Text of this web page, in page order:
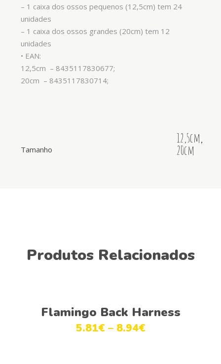
– 1 caixa dos ossos pequenos (12,5cm) tem 24
unidades
– 1 caixa dos ossos grandes (20cm) tem 12
unidades
• EAN:
12,5cm – 8435117830677;
20cm – 8435117830714;
Tamanho
12,5cm,
20cm
Produtos Relacionados
Ver opções
Flamingo Back Harness
5.81€ – 8.94€